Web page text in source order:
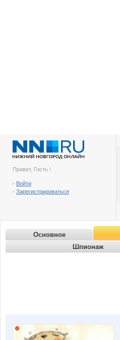
Привет, Гость !
- Войти
- Зарегистрироваться
Основное
Шпионаж